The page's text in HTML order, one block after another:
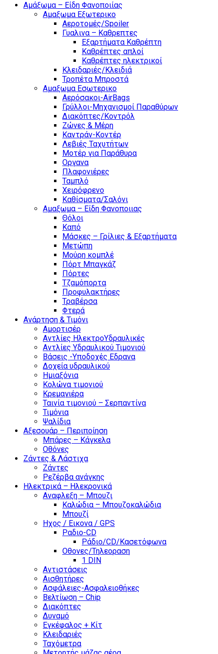
Αμάξωμα – Είδη Φανοποιίας
Αμαξωμα Εξωτερικο
Αεροτομές/Spoiler
Γυαλινα – Καθρεπτες
Εξαρτήματα Καθρέπτη
Καθρέπτες απλοί
Καθρέπτες ηλεκτρικοί
Κλειδαριές/Κλειδιά
Τροπέτα Μπροστά
Αμαξωμα Εσωτερικο
Αερόσακοι-AirBags
Γρύλλοι-Μηχανισμοί Παραθύρων
Διακόπτες/Κοντρόλ
Ζώνες & Μέρη
Καντράν-Κοντέρ
Λεβιές Ταχυτήτων
Μοτέρ για Παράθυρα
Οργανα
Πλαφονιέρες
Ταμπλό
Χειρόφρενο
Καθίσματα/Σαλόνι
Αμαξωμα – Είδη Φανοποιιας
Θόλοι
Καπό
Μάσκες – Γρίλιες & Εξαρτήματα
Μετώπη
Μούρη κομπλέ
Πόρτ Μπαγκάζ
Πόρτες
Τζαμόπορτα
Προφυλακτήρες
Τραβέρσα
Φτερά
Ανάρτηση & Τιμόνι
Αμορτισέρ
Αντλίες ΗλεκτροΥδραυλικές
Αντλίες Υδραυλικού Τιμονιού
Βάσεις -Υποδοχές Εδρανα
Δοχεία υδραυλικού
Ημιαξόνια
Κολώνα τιμονιού
Κρεμαγιέρα
Ταινία τιμονιού – Σερπαντίνα
Τιμόνια
Ψαλίδια
Αξεσουάρ – Περιποίηση
Μπάρες – Κάγκελα
Οθόνες
Ζάντες & Λάστιχα
Ζάντες
Ρεζέρβα ανάγκης
Ηλεκτρικά – Ηλεκρονικά
Αναφλεξη – Μπουζι
Καλώδια – Μπουζοκαλώδια
Μπουζί
Ηχος / Εικονα / GPS
Ραδιο-CD
Ράδιο/CD/Κασετόφωνα
Οθονες/Τηλεοραση
1 DIN
Αντιστάσεις
Αισθητήρες
Ασφάλειες-Ασφαλειοθήκες
Βελτίωση – Chip
Διακόπτες
Δυναμό
Εγκέφαλος + Κίτ
Κλειδαριές
Ταχόμετρα